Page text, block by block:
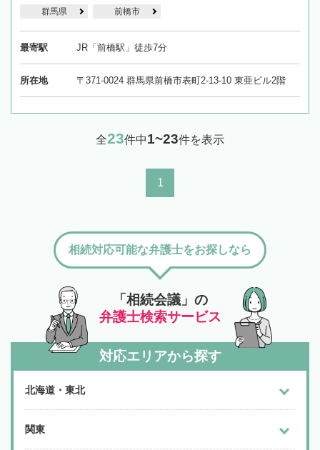
群馬県 前橋市
最寄駅 JR「前橋駅」徒歩7分
所在地 〒371-0024 群馬県前橋市表町2-13-10 東亜ビル2階
全23件中1~23件を表示
1
「相続会議」の
弁護士検索サービス
相続対応可能な弁護士をお探しなら
対応エリアから探す
北海道・東北
関東